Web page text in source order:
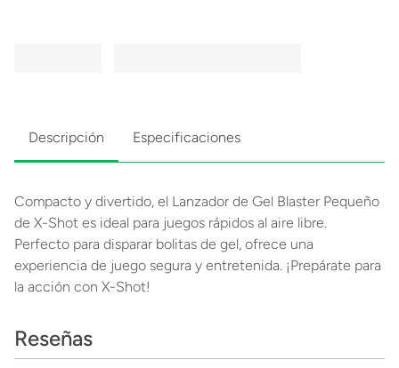
Descripción Especificaciones
Compacto y divertido, el Lanzador de Gel Blaster Pequeño
de X-Shot es ideal para juegos rápidos al aire libre.
Perfecto para disparar bolitas de gel, ofrece una
experiencia de juego segura y entretenida. ¡Prepárate para
la acción con X-Shot!
Reseñas